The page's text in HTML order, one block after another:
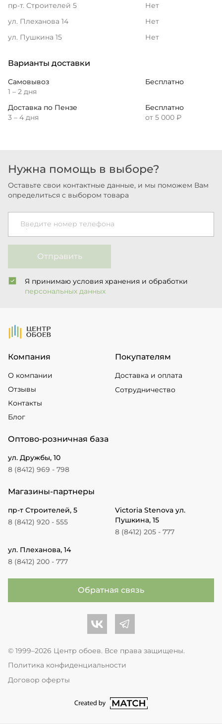
пр-т. Строителей 5
Нет
ул. Плеханова 14
Нет
ул. Пушкина 15
Нет
Варианты доставки
Самовывоз
1 – 2 дня
Бесплатно
Доставка по Пензе
3 – 4 дня
Бесплатно
от 5 000 ₽
Нужна помощь в выборе?
Оставьте свои контактные данные, и мы поможем Вам
определиться с выбором товара
Введите номер телефона
Отправить
Я принимаю условия хранения и обработки
персональных данных
На Главную
Компания
О компании
Отзывы
Контакты
Блог
Покупателям
Доставка и оплата
Сотрудничество
Оптово-розничная база
ул. Дружбы, 10
8 (8412) 969 - 798
Магазины-партнеры
пр-т Строителей, 5
8 (8412) 920 - 555
Victoria Stenova ул.
Пушкина, 15
8 (8412) 205 - 777
ул. Плеханова, 14
8 (8412) 200 - 777
Обратная связь
Центр обоев во Вконтакте
Центр обоев в Телеграме
© 1999–2026 Центр обоев. Все права защищены.
Политика конфиденциальности
Договор оферты
перейти на сайт студии Match